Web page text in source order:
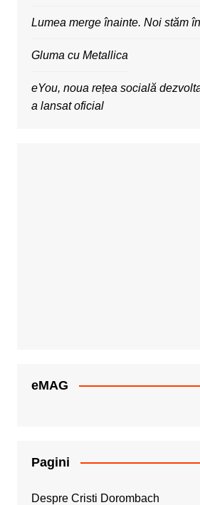
Lumea merge înainte. Noi stăm
Gluma cu Metallica
eYou, noua rețea socială
a lansat oficial
eMAG
Pagini
Despre Cristi Dorombach